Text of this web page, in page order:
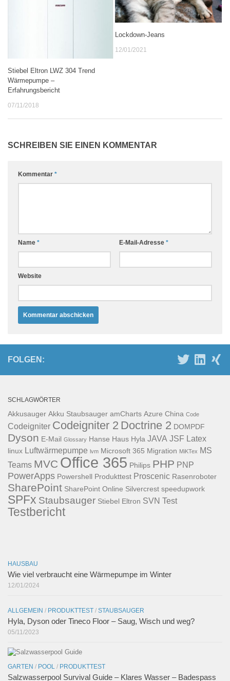
Stiebel Eltron LWZ 304 Trend
Wärmepumpe –
Erfahrungsbericht
07/11/2018
Lockdown-Jeans
12/01/2021
SCHREIBEN SIE EINEN KOMMENTAR
Kommentar *
Name * E-Mail-Adresse *
Website
FOLGEN:
SCHLAGWÖRTER
Akkusauger Akku Staubsauger amCharts Azure China Code
Codeigniter Codeigniter 2 Doctrine 2 DOMPDF
Dyson E-Mail Glossary Hanse Haus Hyla JAVA JSF Latex
linux Luftwärmepumpe lvm Microsoft 365 Migration MiKTex MS
Teams MVC Office 365 Philips PHP PNP
PowerApps Powershell Produkttest Proscenic Rasenroboter
SharePoint SharePoint Online Silvercrest speedupwork
SPFx Staubsauger Stiebel Eltron SVN Test
Testbericht
HAUSBAU
Wie viel verbraucht eine Wärmepumpe im Winter
12/01/2024
ALLGEMEIN / PRODUKTTEST / STAUBSAUGER
Hyla, Dyson oder Tineco Floor – Saug, Wisch und weg?
05/11/2023
GARTEN / POOL / PRODUKTTEST
Salzwasserpool Survival Guide – Klares Wasser – Badespass